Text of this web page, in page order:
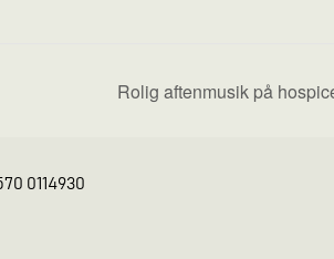
Rolig aftenmusik på
0114930